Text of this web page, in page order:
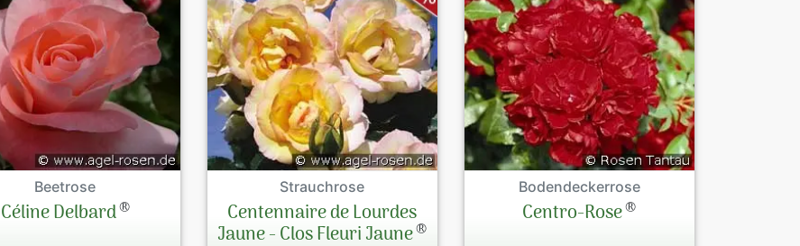
Beetrose
Céline Delbard®
Strauchrose
Centennaire de Lourdes
Jaune - Clos Fleuri Jaune®
Bodendeckerrose
Centro-Rose®